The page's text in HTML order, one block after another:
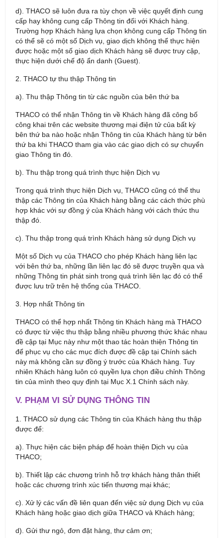
d). THACO sẽ luôn đưa ra tùy chọn về việc quyết định cung
cấp hay không cung cấp Thông tin đối với Khách hàng.
Trường hợp Khách hàng lựa chọn không cung cấp Thông tin
có thể sẽ có một số Dịch vụ, giao dịch không thể thực hiện
được hoặc một số giao dịch Khách hàng sẽ được truy cập,
thực hiện dưới chế độ ẩn danh (Guest).
2. THACO tự thu thập Thông tin
a). Thu thập Thông tin từ các nguồn của bên thứ ba
THACO có thể nhận Thông tin về Khách hàng đã công bố
công khai trên các website thương mại điện tử của bất kỳ
bên thứ ba nào hoặc nhận Thông tin của Khách hàng từ bên
thứ ba khi THACO tham gia vào các giao dịch có sự chuyển
giao Thông tin đó.
b). Thu thập trong quá trình thực hiện Dịch vụ
Trong quá trình thực hiện Dịch vụ, THACO cũng có thể thu
thập các Thông tin của Khách hàng bằng các cách thức phù
hợp khác với sự đồng ý của Khách hàng với cách thức thu
thập đó.
c). Thu thập trong quá trình Khách hàng sử dụng Dịch vụ
Một số Dịch vụ của THACO cho phép Khách hàng liên lạc
với bên thứ ba, những lần liên lạc đó sẽ được truyền qua và
những Thông tin phát sinh trong quá trình liên lạc đó có thể
được lưu trữ trên hệ thống của THACO.
3. Hợp nhất Thông tin
THACO có thể hợp nhất Thông tin Khách hàng mà THACO
có được từ việc thu thập bằng nhiều phương thức khác nhau
đề cập tại Mục này như một thao tác hoàn thiện Thông tin
để phục vụ cho các mục đích được đề cập tại Chính sách
này mà không cần sự đồng ý trước của Khách hàng. Tuy
nhiên Khách hàng luôn có quyền lựa chọn điều chỉnh Thông
tin của mình theo quy định tại Mục X.1 Chính sách này.
V. PHẠM VI SỬ DỤNG THÔNG TIN
1. THACO sử dụng các Thông tin của Khách hàng thu thập
được để:
a). Thực hiện các biện pháp để hoàn thiện Dịch vụ của
THACO;
b). Thiết lập các chương trình hỗ trợ khách hàng thân thiết
hoặc các chương trình xúc tiến thương mại khác;
c). Xử lý các vấn đề liên quan đến việc sử dụng Dịch vụ của
Khách hàng hoặc giao dịch giữa THACO và Khách hàng;
d). Gửi thư ngỏ, đơn đặt hàng, thư cảm ơn;